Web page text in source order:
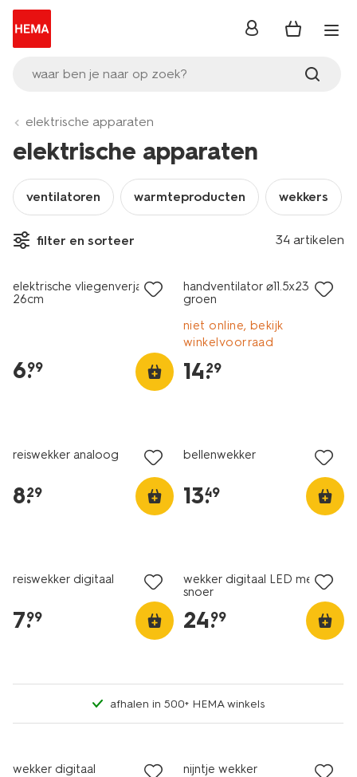
waar ben je naar op zoek?
inloggen
elektrische apparaten
elektrische apparaten
ventilatoren warmteproducten wekkers
filter en sorteer 34 artikelen
elektrische vliegenverjager
26cm
6.
99
handventilator ⌀11.5x23.5cm
groen
niet online, bekijk
winkelvoorraad
14.
29
reiswekker analoog
8.
29
bellenwekker
13.
49
reiswekker digitaal
7.
99
wekker digitaal LED met
snoer
24.
99
afhalen in 500+ HEMA winkels
wekker digitaal nijntje wekker